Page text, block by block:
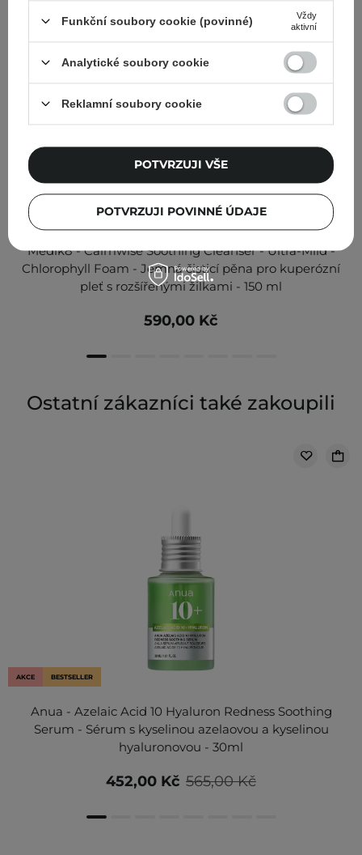
Medik8 - Calmwise Soothing Cleanser - Ultra-Mild -
Chlorophyll Foam - Jemná čisticí pěna pro kuperózní
pleť s rozšířenými žilkami - 150 ml
590,00 Kč
Ostatní zákazníci také zakoupili
AKCE BESTSELLER
Anua - Azelaic Acid 10 Hyaluron Redness Soothing
Serum - Sérum s kyselinou azelaovou a kyselinou
hyaluronovou - 30ml
565,00 Kč
452,00 Kč
Funkční soubory cookie (povinné)
Vždy
aktivní
Analytické soubory cookie
Reklamní soubory cookie
POTVRZUJI POVINNÉ ÚDAJE
POTVRZUJI VŠE